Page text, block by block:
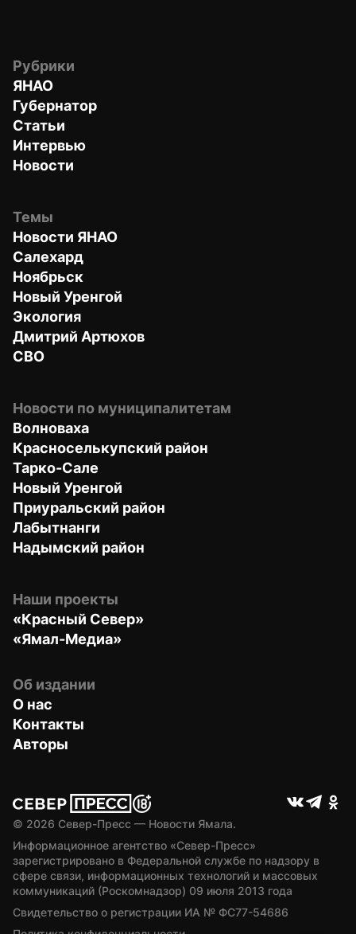
Рубрики
ЯНАО
Губернатор
Статьи
Интервью
Новости
Темы
Новости ЯНАО
Салехард
Ноябрьск
Новый Уренгой
Экология
Дмитрий Артюхов
СВО
Новости по муниципалитетам
Волноваха
Красноселькупский район
Тарко-Сале
Новый Уренгой
Приуральский район
Лабытнанги
Надымский район
Наши проекты
«Красный Север»
«Ямал-Медиа»
Об издании
О нас
Контакты
Авторы
© 2026 Север-Пресс — Новости Ямала.
Информационное агентство «Север-Пресс»
зарегистрировано в Федеральной службе по надзору в
сфере связи, информационных технологий и массовых
коммуникаций (Роскомнадзор) 09 июля 2013 года
Свидетельство о регистрации ИА № ФС77-54686